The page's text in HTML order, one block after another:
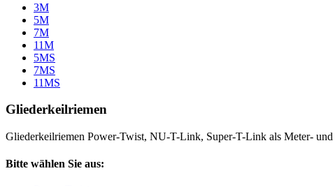
3M
5M
7M
11M
5MS
7MS
11MS
Gliederkeilriemen
Gliederkeilriemen Power-Twist, NU-T-Link, Super-T-Link als Meter-
Bitte wählen Sie aus: